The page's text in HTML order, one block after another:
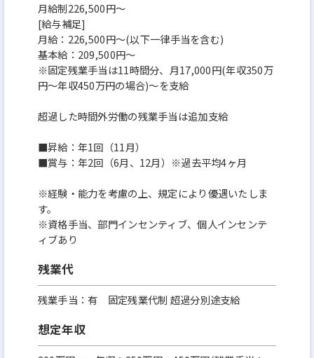
月給制226,500円～
[給与補足]
月給：226,500円～(以下一律手当を含む)
基本給：209,500円～
※固定残業手当は11時間分、月17,000円(年収350万
円～年収450万円の場合)～を支給
超過した時間外労働の残業手当は追加支給
■昇給：年1回（11月）
■賞与：年2回（6月、12月）※過去平均4ヶ月
※経験・能力を考慮の上、規定により優遇いたしま
す。
※資格手当、部門インセンティブ、個人インセンテ
ィブあり
残業代
残業手当：有 固定残業代制 超過分別途支給
想定年収